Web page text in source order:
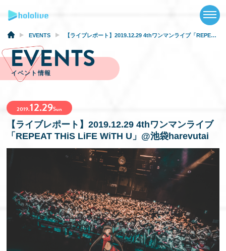
NEWS
ABOUT
TALENT
EVENTS
VIDEOS
MUSIC
GOODS
SPECIAL
EN
EVENTS 【ライブレポート】2019.12.29 4thワンマンライブ「REPEAT THiS LiFE WiTH U」@池袋harevutai
EVENTS
イベント情報
2019.12.29Sun
【ライブレポート】2019.12.29 4thワンマンライブ
「REPEAT THiS LiFE WiTH U」@池袋harevutai